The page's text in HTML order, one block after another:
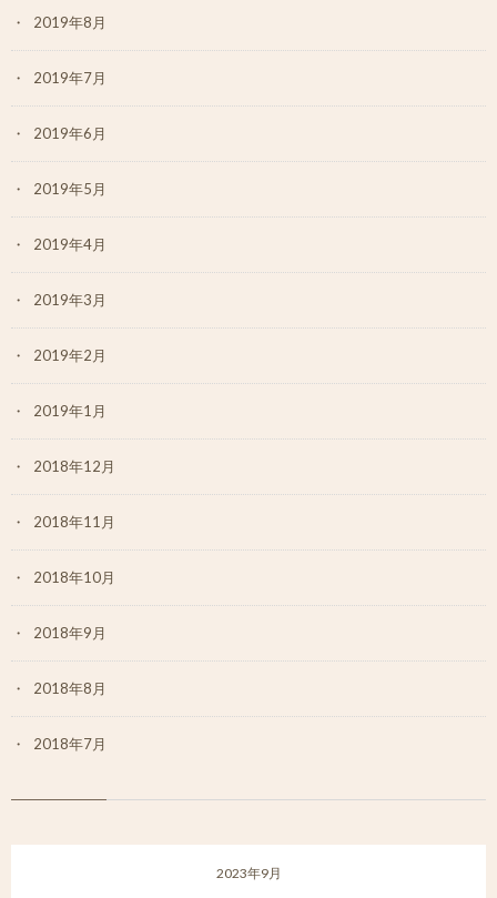
2019年8月
2019年7月
2019年6月
2019年5月
2019年4月
2019年3月
2019年2月
2019年1月
2018年12月
2018年11月
2018年10月
2018年9月
2018年8月
2018年7月
2023年9月